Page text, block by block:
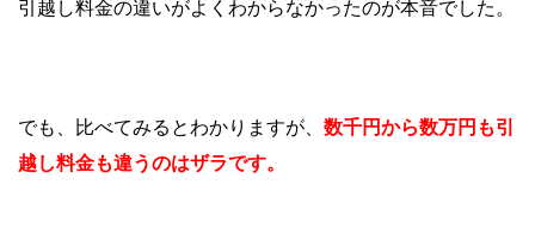
引越し料金の違いがよくわからなかったのが本音でした。
でも、比べてみるとわかりますが、 数千円から数万円も引
越し料金も違うのはザラです。